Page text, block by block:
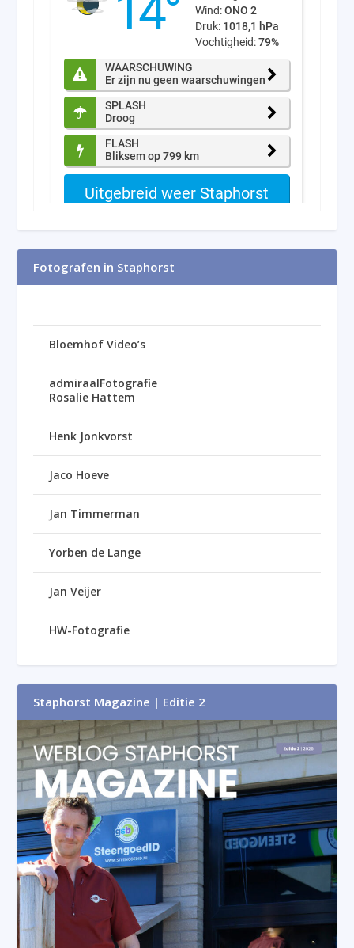
Fotografen in Staphorst
Bloemhof Video’s
admiraalFotografie
Rosalie Hattem
Henk Jonkvorst
Jaco Hoeve
Jan Timmerman
Yorben de Lange
Jan Veijer
HW-Fotografie
Staphorst Magazine | Editie 2